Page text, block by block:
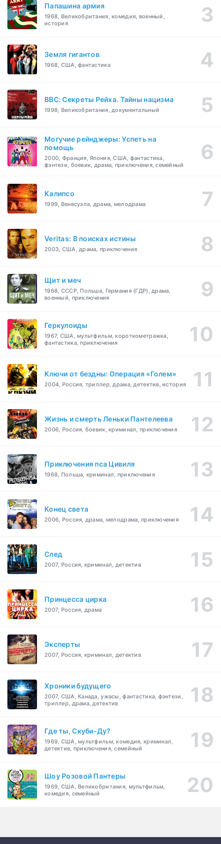
Папашина армия
1968, Великобритания, комедия, военный,
история
Земля гигантов
1968, США, фантастика
BBC: Секреты Рейха. Тайны нацизма
1998, Великобритания, документальный
Могучие рейнджеры: Успеть на
помощь
2000, Франция, Япония, США, фантастика,
фэнтези, боевик, драма, приключения, семейный
Калипсо
1999, Венесуэла, драма, мелодрама
Veritas: В поисках истины
2003, США, драма, приключения
Щит и меч
1968, СССР, Польша, Германия (ГДР), драма,
военный, приключения
Геркулоиды
1967, США, мультфильм, короткометражка,
фантастика, приключения
Ключи от бездны: Операция «Голем»
2004, Россия, триллер, драма, детектив, история
Жизнь и смерть Леньки Пантелеева
2006, Россия, боевик, криминал, приключения
Приключения пса Цивиля
1968, Польша, криминал, приключения
Конец света
2006, Россия, драма, мелодрама, приключения
След
2007, Россия, криминал, детектив
Принцесса цирка
2007, Россия, драма
Эксперты
2007, Россия, криминал, детектив
Хроники будущего
2007, США, Канада, ужасы, фантастика, фэнтези,
триллер, драма, детектив
Где ты, Скуби-Ду?
1969, США, мультфильм, комедия, криминал,
детектив, приключения, семейный
Шоу Розовой Пантеры
1969, США, Великобритания, мультфильм,
комедия, семейный